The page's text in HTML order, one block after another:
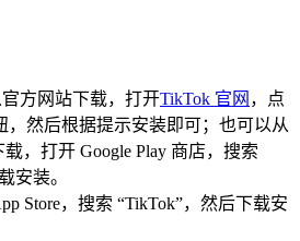
方网站下载，打开TikTok 官网 ，点
，然后根据提示安装即可；也可以从
载，打开 Google Play 商店，搜索
安装。
Store，搜索 “TikTok”，然后下载安